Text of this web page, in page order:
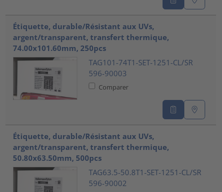
Étiquette, durable/Résistant aux UVs,
argent/transparent, transfert thermique,
74.00x101.60mm, 250pcs
TAG101-74T1-SET-1251-CL/SR
596-90003
Comparer
Étiquette, durable/Résistant aux UVs,
argent/transparent, transfert thermique,
50.80x63.50mm, 500pcs
TAG63.5-50.8T1-SET-1251-CL/SR
596-90002